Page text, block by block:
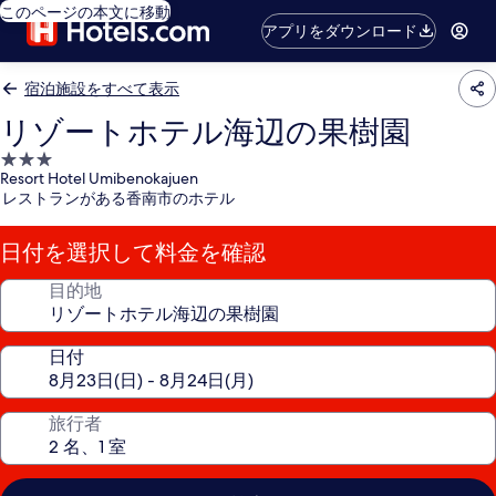
このページの本文に移動
アプリをダウンロード
宿泊施設をすべて表示
リゾートホテル海辺の果樹園
3.0
つ
星
宿
泊
施
Resort Hotel Umibenokajuen
レストランがある香南市のホテル
日付を選択して料金を確認
目的地
日付
旅行者